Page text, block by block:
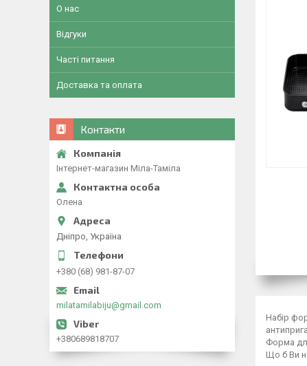
Набір
Форма
Що б Ви
О нас
Відгуки
Часті питання
Доставка та оплата
Контакти
Інтернет-магазин Міла-Таміла
Олена
Дніпро, Україна
+380 (68) 981-87-07
milatamilabiju@gmail.com
+380689818707